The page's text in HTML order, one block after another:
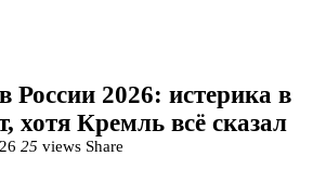
России 2026: истерика в
хотя Кремль всё сказал
25 views Share